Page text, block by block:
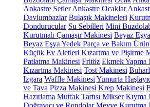
Ankastre Setler Ankastre Ocaklar
Davlumbazlar Bulaşık Makineleri
Dondurucular Su Sebilleri Mini
Kurutmalı Çamaşır Makinesi Beyaz
Beyaz Eşya Yedek Parça ve Bakım
Küçük Ev Aletleri Kızartma ve Pişirme
Patlatma Makinesi Fritöz Ekmek Yapma
Kızartma Makinesi Tost Makinesi
Izgara Waffle Makinesi Yumurta
ve Tava Pizza Makinesi Krep Makinesi
Hazırlama Mutfak Tartısı Mikser Kıyma
Doğrayıcı ve Rondolar Meyve Kurutma